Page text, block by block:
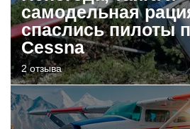
самодельная
спаслись пилоты
Cessna
2 отзыва